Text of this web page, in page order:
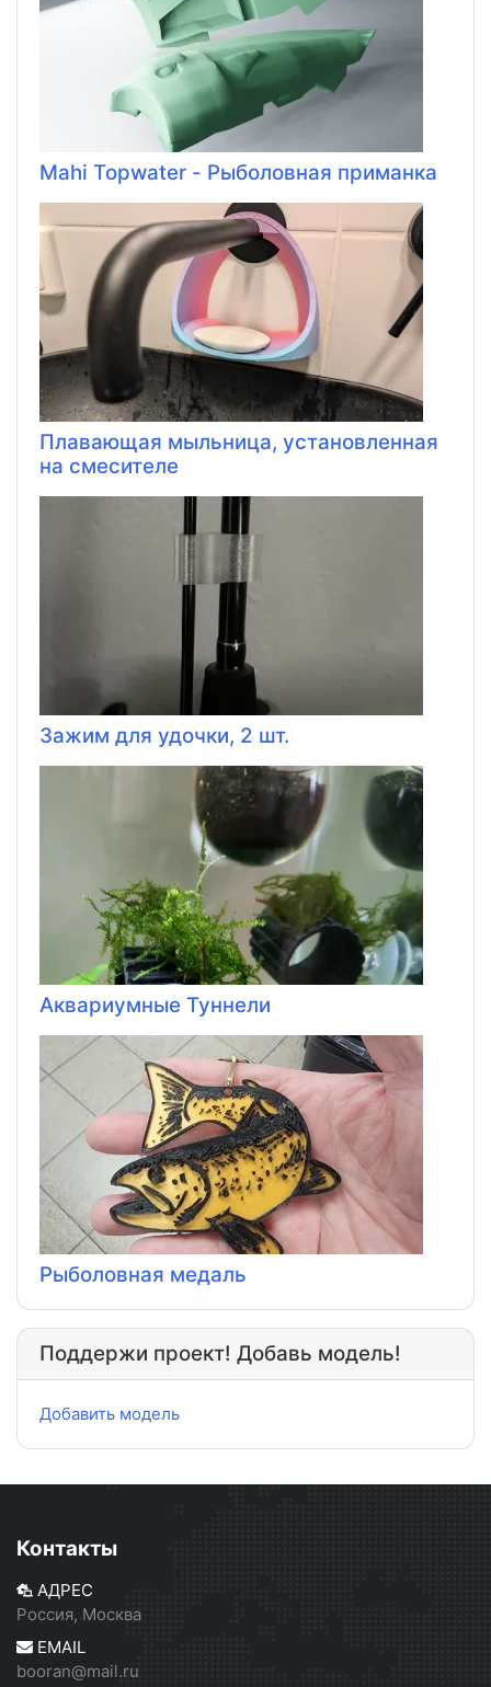
Mahi Topwater - Рыболовная приманка
Плавающая мыльница, установленная
на смесителе
Зажим для удочки, 2 шт.
Аквариумные Туннели
Рыболовная медаль
Поддержи проект! Добавь модель!
Добавить модель
Контакты
АДРЕС
Россия, Москва
EMAIL
booran@mail.ru